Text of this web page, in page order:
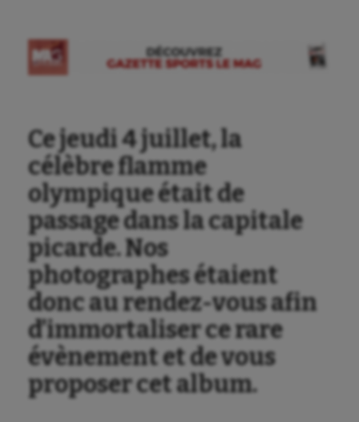
Ce jeudi 4 juillet, la
célèbre flamme
olympique était de
passage dans la capitale
picarde. Nos
photographes étaient
donc au rendez-vous afin
d’immortaliser ce rare
évènement et de vous
proposer cet album.